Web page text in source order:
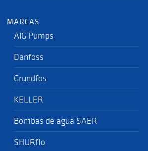
MARCAS
AIG Pumps
Danfoss
Grundfos
KELLER
Bombas de agua SAER
SHURflo